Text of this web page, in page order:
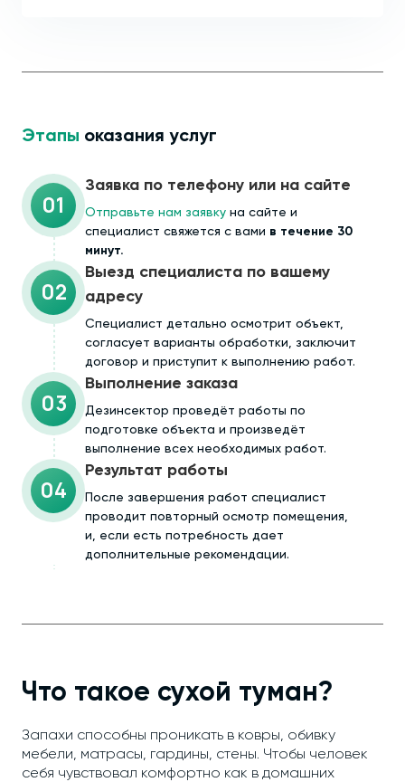
Этапы оказания услуг
01
Заявка по телефону или на сайте
Отправьте нам заявку на сайте и
специалист свяжется с вами в течение 30
минут.
02
Выезд специалиста по вашему
адресу
Cпециалист детально осмотрит объект,
согласует варианты обработки, заключит
договор и приступит к выполнению работ.
03
Выполнение заказа
Дезинсектор проведёт работы по
подготовке объекта и произведёт
выполнение всех необходимых работ.
04
Результат работы
После завершения работ специалист
проводит повторный осмотр помещения,
и, если есть потребность дает
дополнительные рекомендации.
Что такое сухой туман?
Запахи способны проникать в ковры, обивку
мебели, матрасы, гардины, стены. Чтобы человек
себя чувствовал комфортно как в домашних